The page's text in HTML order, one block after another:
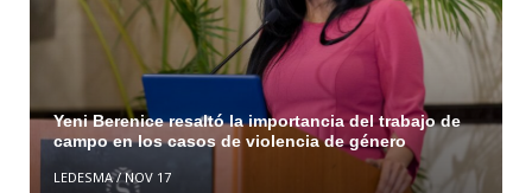
Yeni Berenice resaltó la importancia del trabajo de
campo en los casos de violencia de género
LEDESMA/NOV 17